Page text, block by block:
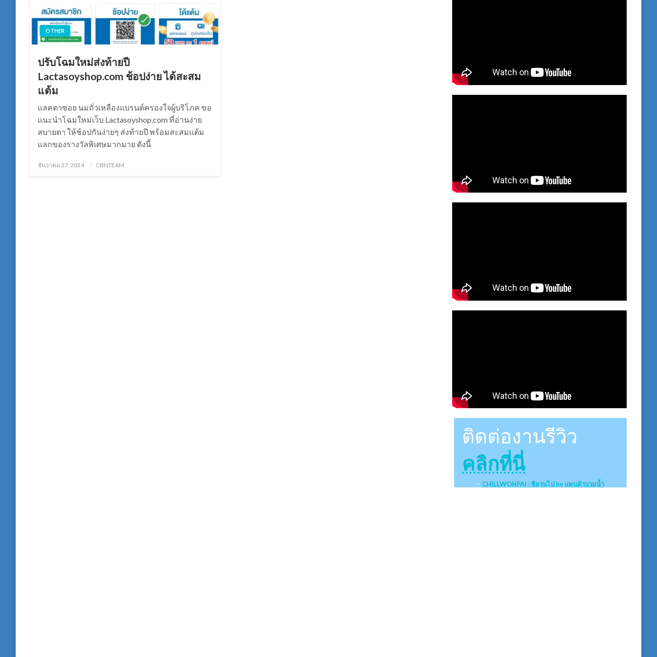
OTHER
ปรับโฉมใหม่ส่งท้ายปี
Lactasoyshop.com ช้อปง่าย ได้สะสม
แต้ม
แลคตาซอย นมถั่วเหลืองแบรนด์ครองใจผู้บริโภค ขอ
แนะนำโฉมใหม่เว็บ Lactasoyshop.com ที่อ่านง่าย
สบายตา ให้ช้อปกันง่ายๆ ส่งท้ายปี พร้อมสะสมแต้ม
แลกของรางวัลพิเศษมากมาย ดังนี้
Posted
ธันวาคม 27, 2024 CBNTEAM
ติดต่องานรีวิว
คลิกที่นี่
CHILLWONPAI : ชิลวนไป by แพนด้าบวมน้ำ